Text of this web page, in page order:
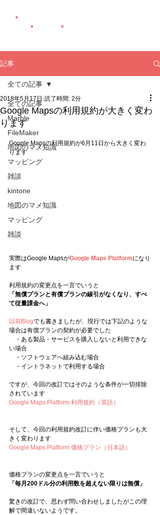
記事
全ての記事
Marble
FileMaker
地図のマメ知識
マッピング
雑談
kintone
地図のマメ知識
マッピング
雑談
全ての記事
Google Mapsの利用規約が大きく変わ
ります
2018年5月17日 読了時間: 2分
Google Mapsの利用規約が6月11日から大きく変わ
ります
実際はGoogle MapsがGoogle Maps Platformになり
ます
利用規約の変更点を一言でいうと
「無償プランと有償プランの線引がなくなり、すべ
て従量課金へ」
以前Blogでも書きましたが、現行では下記のような
場合は有償プランの契約が必要でした
・ある製品・サービスを購入しないと利用できな
い場合
・ソフトウェアへ組み込む場合
・イントラネットで利用する場合
ですが、今回の改訂ではそのような条件が一切排除
されています
Google Maps Platform 利用規約（英語）
そして、今回の利用規約改訂に伴い価格プランも大
きく変わります
Google Maps Platform 価格プラン（日本語）
価格プランの変更点を一言でいうと
「毎月200ドル分の利用数を超えない限りは無償」
驚きの改訂で、思わず問い合わせしましたがこの理
解で間違いないようです。